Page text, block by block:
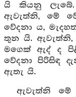
යි කියනු
ඇවැත්නි, මේ
වේදනා ය,
තුන යි. ඇවැත්නි,
මගෙක් ඇද් ද
වේදනා පිරිසිඳ
ඇතැ යි.
ඇවැත්නි මේ